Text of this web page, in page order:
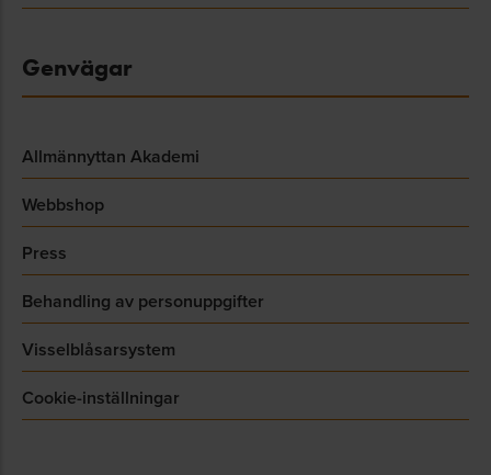
Genvägar
Allmännyttan Akademi
Webbshop
Press
Behandling av personuppgifter
Visselblåsarsystem
Cookie-inställningar